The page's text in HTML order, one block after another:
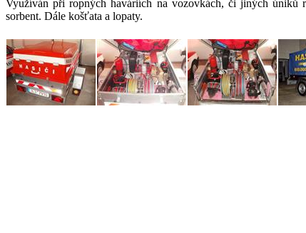
Využíván při ropných haváriích na vozovkách, či jiných
sorbent. Dále košťata a lopaty.